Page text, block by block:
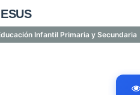
Infantil Primaria y Secundaria